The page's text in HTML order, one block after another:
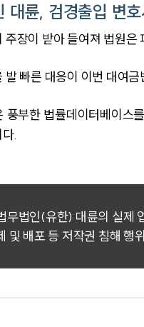
대륜, 검경출입 변
주장이 받아 들여져 법원
발 빠른 대응이 이번 대여
풍부한 법률데이터베이스
.
무법인(유한) 대륜의 실제
및 배포 등 저작권 침해 행